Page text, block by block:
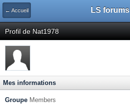
← Accueil LS forums
Profil de Nat1978
Mes informations
Groupe Members